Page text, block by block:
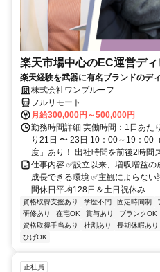
楽天市場中心のEC運営デ
楽天経験を武器に有名ブランドのデ
株式会社ワンプルーフ
フルリモート
月給300,000円～500,000円
勤務時間詳細 実働時間：1日あた
り21日 〜 23日 10：00～19：00
度」あり！ 出社時間を前後2時間
仕事内容 ✅設立以来、増収増益
成長できる環境 ✅主観によらな
間休日平均128日＆土日祝
資格取得支援あり 学歴不問 固定時間制
研修あり
在宅OK 賞与あり ブランクOK
資格取得手当あり
社割あり 長期休暇あり
ひげOK
正社員